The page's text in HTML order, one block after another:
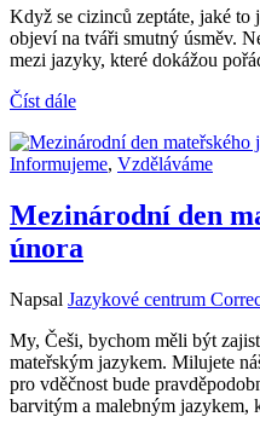
Když se cizinců zeptáte, jaké to
objeví na tváři smutný úsměv.
mezi jazyky, které dokážou
Číst dále
Informujeme, Vzděláváme
Mezinárodní den
února
Napsal Jazykové centrum
My, Češi, bychom měli být
mateřským jazykem. Milujete
pro vděčnost bude
barvitým a malebným jazykem,